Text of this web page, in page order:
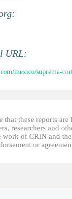
URL:
mexico/suprema-
that these reports
researchers and
work of CRIN and
or